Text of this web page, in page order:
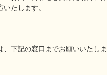
たします。
下記の窓口までお願いいたしま